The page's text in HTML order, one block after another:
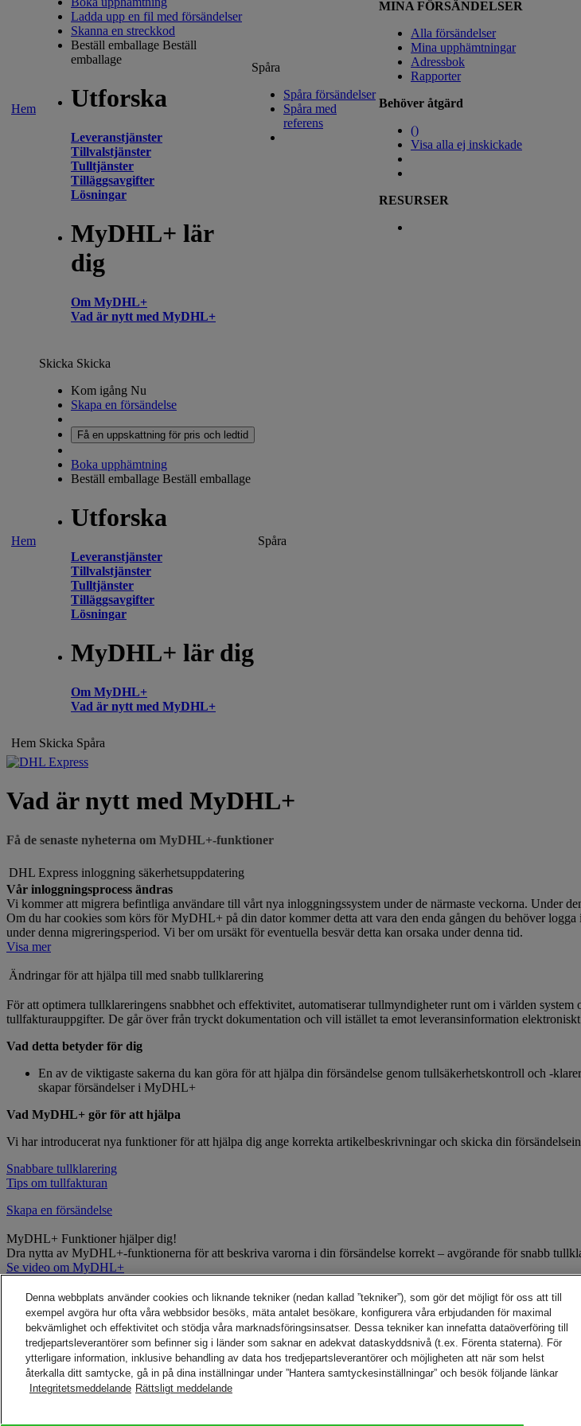
Hem
Ladda upp en fil med försändelser
Skanna en streckkod
Beställ emballage Beställ
emballage
Utforska
Leveranstjänster
Tillvalstjänster
Tulltjänster
Tilläggsavgifter
Lösningar
MyDHL+ lär
dig
Om MyDHL+
Vad är nytt med MyDHL+
Spåra
Spåra försändelser
Spåra med
referens
MINA FÖRSÄNDELSER
Alla försändelser
Mina upphämtningar
Adressbok
Rapporter
Behöver åtgärd
()
Visa alla ej inskickade
RESURSER
Hem
Skicka Skicka
Kom igång Nu
Skapa en försändelse
Få en uppskattning för pris och ledtid
Boka upphämtning
Beställ emballage Beställ emballage
Utforska
Leveranstjänster
Tillvalstjänster
Tulltjänster
Tilläggsavgifter
Lösningar
MyDHL+ lär dig
Om MyDHL+
Vad är nytt med MyDHL+
Spåra
Hem Skicka Spåra
Vad är nytt med MyDHL+
Få de senaste nyheterna om MyDHL+-funktioner
DHL Express inloggning säkerhetsuppdatering
Vår inloggningsprocess ändras
Vi kommer att migrera befintliga användare till vårt nya inloggningssystem under de närmaste veckorna. Under
Om du har cookies som körs för MyDHL+ på din dator kommer detta att vara den enda gången du behöver
under denna migreringsperiod. Vi ber om ursäkt för eventuella besvär detta kan orsaka under denna tid.
Visa mer
Ändringar för att hjälpa till med snabb tullklarering
För att optimera tullklareringens snabbhet och effektivitet, automatiserar tullmyndigheter runt om i världen
tullfakturauppgifter. De går över från tryckt dokumentation och vill istället ta emot leveransinformation elektroniskt
Vad detta betyder för dig
En av de viktigaste sakerna du kan göra för att hjälpa din försändelse genom tullsäkerhetskontroll och -
skapar försändelser i MyDHL+
Vad MyDHL+ gör för att hjälpa
Vi har introducerat nya funktioner för att hjälpa dig ange korrekta artikelbeskrivningar och skicka din
Snabbare tullklarering
Tips om tullfakturan
Skapa en försändelse
MyDHL+ Funktioner hjälper dig!
Dra nytta av MyDHL+-funktionerna för att beskriva varorna i din försändelse korrekt – avgörande för snabb
Se video om MyDHL+
Tillbaka till början
HJÄLP OCH KONTAKT
Hjälp och support
FAQs
Denna webbplats använder cookies och liknande tekniker (nedan kallad ”tekniker”), som gör det möjligt för oss att till
exempel avgöra hur ofta våra webbsidor besöks, mäta antalet besökare, konfigurera våra erbjudanden för maximal
bekvämlighet och effektivitet och stödja våra marknadsföringsinsatser. Dessa tekniker kan innefatta dataöverföring till
tredjepartsleverantörer som befinner sig i länder som saknar en adekvat dataskyddsnivå (t.ex. Förenta staterna). För
ytterligare information, inklusive behandling av data hos tredjepartsleverantörer och möjligheten att när som helst
återkalla ditt samtycke, gå in på dina inställningar under ”Hantera samtyckesinställningar” och besök följande länkar
Integritetsmeddelande Rättsligt meddelande